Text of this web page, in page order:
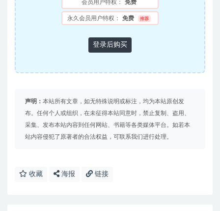
会员用户特权： 免费
永久会员用户特权： 免费 推荐
登录后购买
声明： 本站所有文章，如无特殊说明或标注，均为本站原创发
布。任何个人或组织，在未征得本站同意时，禁止复制、盗用、
采集、发布本站内容到任何网站、书籍等各类媒体平台。如若本
站内容侵犯了原著者的合法权益，可联系我们进行处理。
收藏 海报 链接